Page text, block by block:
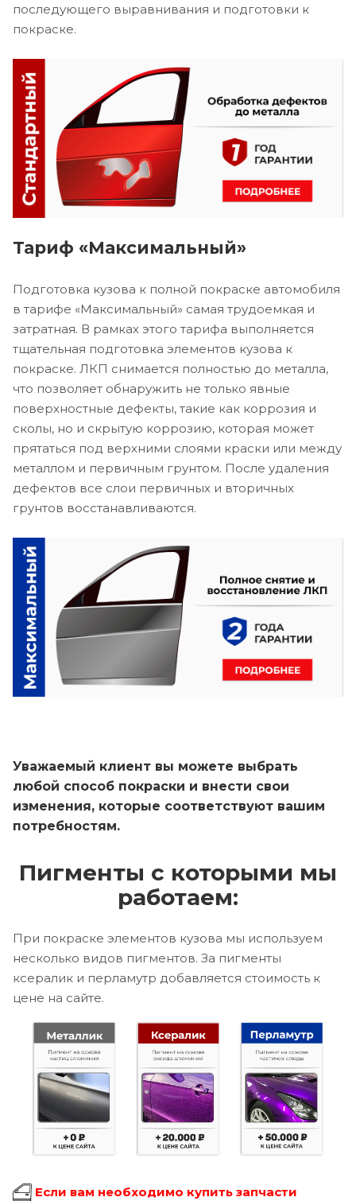
последующего выравнивания и подготовки к
покраске.
Тариф «Максимальный»
Подготовка кузова к полной покраске автомобиля
в тарифе «Максимальный» самая трудоемкая и
затратная. В рамках этого тарифа выполняется
тщательная подготовка элементов кузова к
покраске. ЛКП снимается полностью до металла,
что позволяет обнаружить не только явные
поверхностные дефекты, такие как коррозия и
сколы, но и скрытую коррозию, которая может
прятаться под верхними слоями краски или между
металлом и первичным грунтом. После удаления
дефектов все слои первичных и вторичных
грунтов восстанавливаются.
Уважаемый клиент вы можете выбрать
любой способ покраски и внести свои
изменения, которые соответствуют вашим
потребностям.
Пигменты с которыми мы
работаем:
При покраске элементов кузова мы используем
несколько видов пигментов. За пигменты
ксералик и перламутр добавляется стоимость к
цене на сайте.
Если вам необходимо купить запчасти